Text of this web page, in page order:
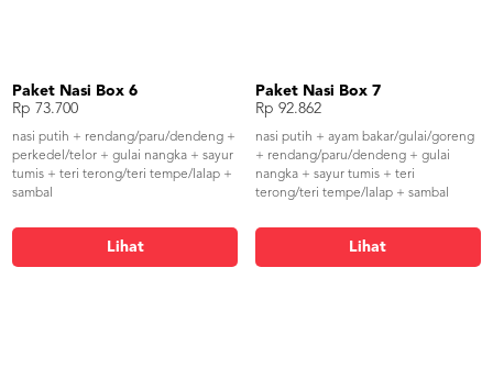
Paket Nasi Box 6
Rp 73.700
nasi putih + rendang/paru/dendeng +
perkedel/telor + gulai nangka + sayur
tumis + teri terong/teri tempe/lalap +
sambal
Lihat
Paket Nasi Box 7
Rp 92.862
nasi putih + ayam bakar/gulai/goreng
+ rendang/paru/dendeng + gulai
nangka + sayur tumis + teri
terong/teri tempe/lalap + sambal
Lihat